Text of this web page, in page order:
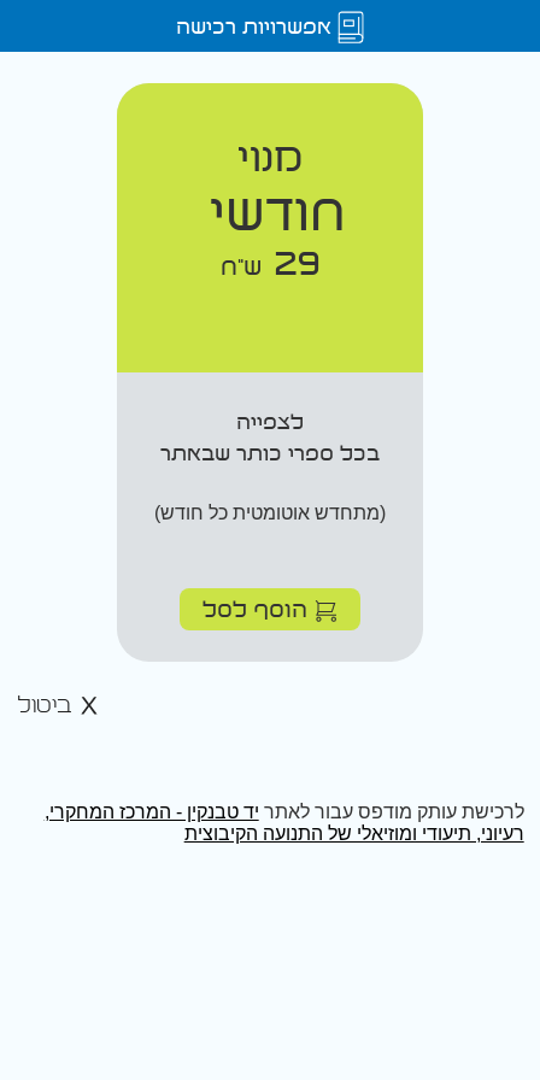
אפשרויות רכישה
מנוי
חודשי
29 ש"ח
לצפייה
בכל ספרי כותר שבאתר
(מתחדש אוטומטית כל חודש)
הוסף לסל
ביטול
לרכישת עותק מודפס עבור לאתר יד טבנקין - המרכז המחקרי,
רעיוני, תיעודי ומוזיאלי של התנועה הקיבוצית